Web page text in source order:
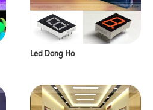
Led Dong Ho